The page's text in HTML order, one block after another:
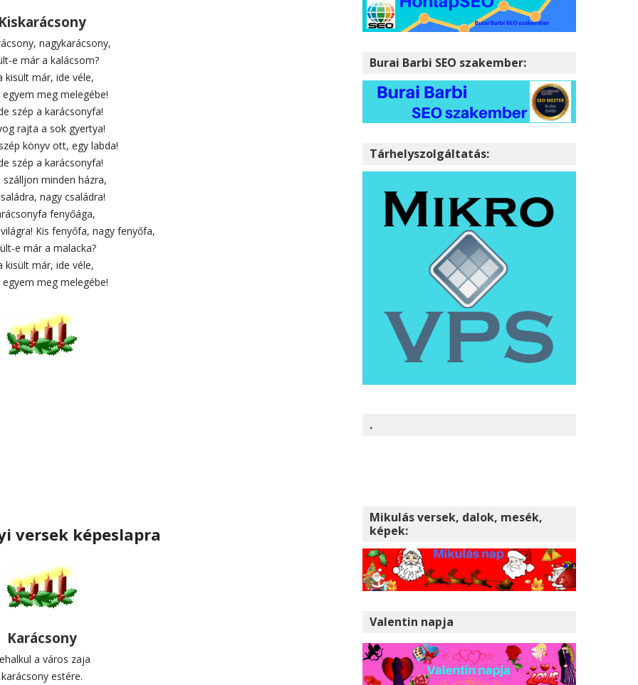
Kiskarácsony
nagykarácsony,
e már a kalácsom?
kisült már, ide véle,
egyem meg melegébe!
szép a karácsonyfa!
rajta a sok gyertya!
könyv ott, egy labda!
szép a karácsonyfa!
szálljon minden házra,
nagy családra!
fenyőága,
Kis fenyőfa, nagy fenyőfa,
e már a malacka?
kisült már, ide véle,
egyem meg melegébe!
versek képeslapra
Karácsony
a város zaja
karácsony estére.
Burai Barbi SEO szakember:
Tárhelyszolgáltatás:
.
Mikulás versek, dalok, mesék,
képek:
Valentin napja